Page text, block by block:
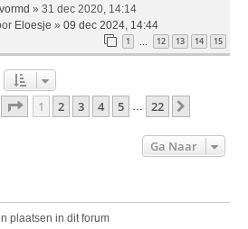
» 31 dec 2020, 14:14
Eloesje » 09 dec 2024, 14:44
1 … 12 13 14 15
Pagina Van22
1 2 3 4 5 22
Ga Naar
plaatsen in dit forum